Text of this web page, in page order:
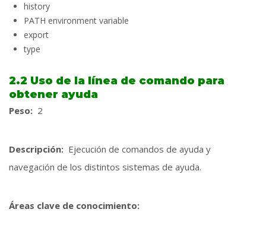
history
PATH environment variable
export
type
2.2 Uso de la línea de comando para
obtener ayuda
Peso: 2
Descripción: Ejecución de comandos de ayuda y
navegación de los distintos sistemas de ayuda.
Áreas clave de conocimiento: